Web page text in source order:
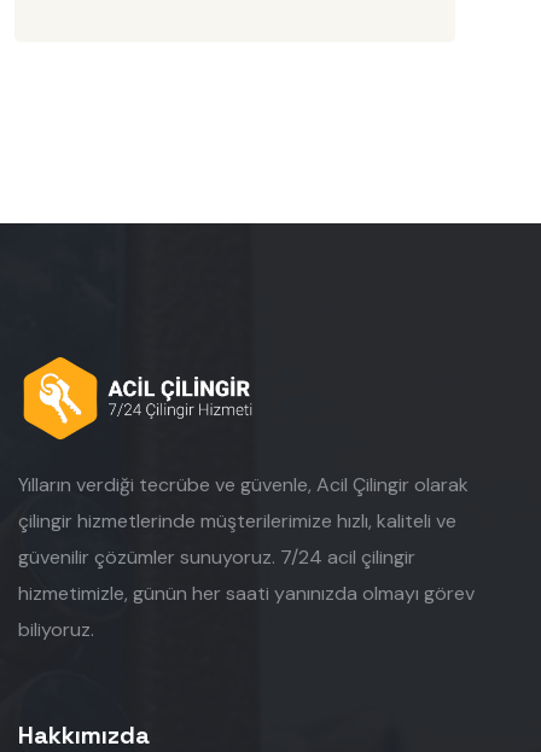
Yılların verdiği tecrübe ve güvenle, Acil Çilingir olarak
çilingir hizmetlerinde müşterilerimize hızlı, kaliteli ve
güvenilir çözümler sunuyoruz. 7/24 acil çilingir
hizmetimizle, günün her saati yanınızda olmayı görev
biliyoruz.
Hakkımızda